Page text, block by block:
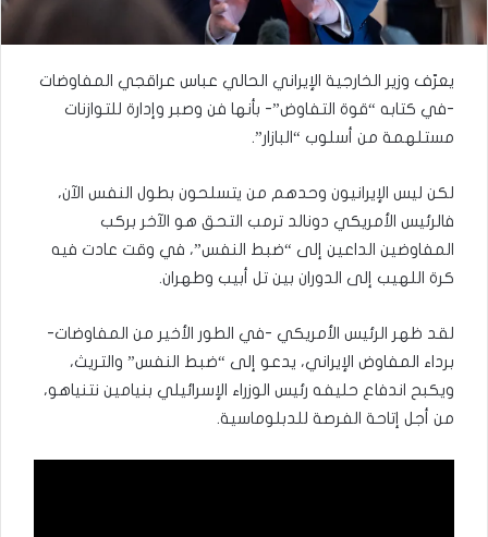
يعرّف وزير الخارجية الإيراني الحالي عباس عراقجي المفاوضات
-في كتابه “قوة التفاوض”- بأنها فن وصبر وإدارة للتوازنات
مستلهمة من أسلوب “البازار”.
لكن ليس الإيرانيون وحدهم من يتسلحون بطول النفس الآن،
فالرئيس الأمريكي دونالد ترمب التحق هو الآخر بركب
المفاوضين الداعين إلى “ضبط النفس”، في وقت عادت فيه
كرة اللهيب إلى الدوران بين تل أبيب وطهران.
لقد ظهر الرئيس الأمريكي -في الطور الأخير من المفاوضات-
برداء المفاوض الإيراني، يدعو إلى “ضبط النفس” والتريث،
ويكبح اندفاع حليفه رئيس الوزراء الإسرائيلي بنيامين نتنياهو،
من أجل إتاحة الفرصة للدبلوماسية.